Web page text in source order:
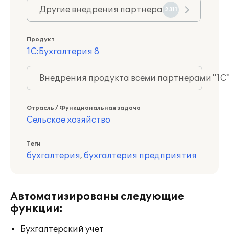
Другие внедрения партнера 2311
Продукт
1С:Бухгалтерия 8
Внедрения продукта всеми партнерами
Отрасль / Функциональная задача
Сельское хозяйство
Теги
бухгалтерия, бухгалтерия предприятия
Автоматизированы следующие
функции:
Бухгалтерский учет